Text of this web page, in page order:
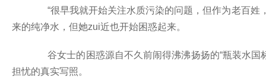
“很早我就开始关注水质污染的问题，但作为老百姓
来的纯净水，但她zui近也开始困惑起来。
谷女士的困惑源自不久前闹得沸沸扬扬的“瓶装水国
担忧的真实写照。